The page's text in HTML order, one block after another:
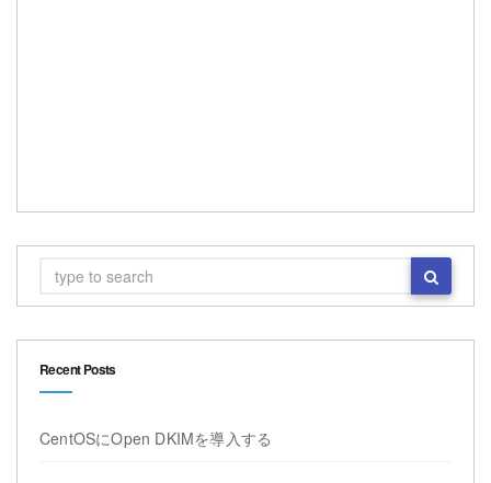
Recent Posts
CentOSにOpen DKIMを導入する